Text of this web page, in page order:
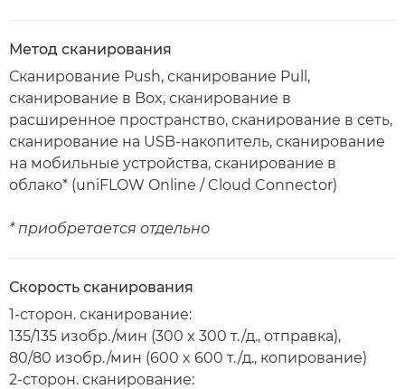
Метод сканирования
Сканирование Push, сканирование Pull,
сканирование в Box, сканирование в
расширенное пространство, сканирование в сеть,
сканирование на USB-накопитель, сканирование
на мобильные устройства, сканирование в
облако* (uniFLOW Online / Cloud Connector)
* приобретается отдельно
Скорость сканирования
1-сторон. сканирование:
135/135 изобр./мин (300 x 300 т./д., отправка),
80/80 изобр./мин (600 x 600 т./д., копирование)
2-сторон. сканирование: